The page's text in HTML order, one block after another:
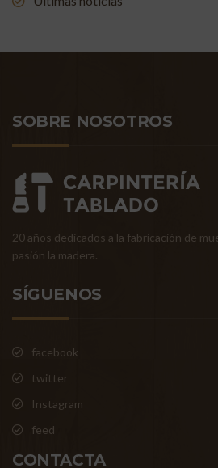
SOBRE NOSOTROS
20 años dedicados a la fabricación de
pasión la madera.
SÍGUENOS
facebook
twitter
Instagram
feed
CONTACTA